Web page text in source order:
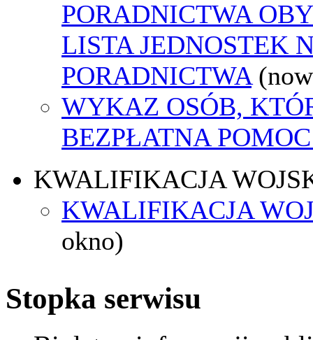
PORADNICTWA
LISTA JEDNOSTEK
PORADNICTWA
WYKAZ OSÓB,
BEZPŁATNA
KWALIFIKACJA
KWALIFIKACJA
okno)
Stopka serwisu